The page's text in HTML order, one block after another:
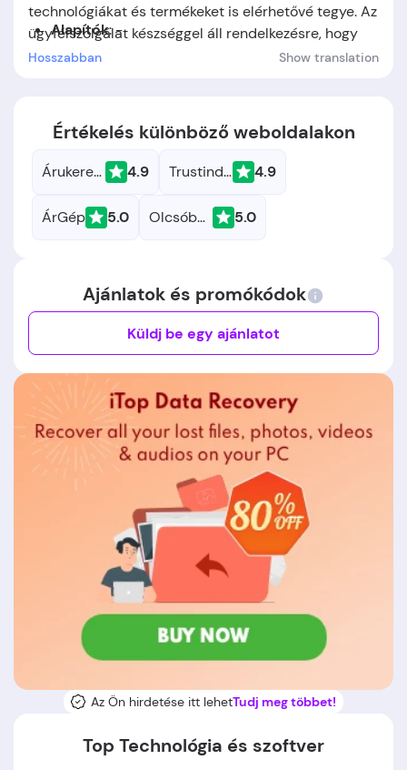
technológiákat és termékeket is elérhetővé tegye. Az
ügyfélszolgálat készséggel áll rendelkezésre, hogy
segítsen a megfelelő termék kiválasztásában és a
Alapítók: -
Hosszabban Show translation
Értékelés különböző weboldalakon
Árukereső.hu 4.9 Trustindex 4.9
ÁrGép 5.0 Olcsóbbat.hu 5.0
Ajánlatok és promókódok
Küldj be egy ajánlatot
Az Ön hirdetése itt lehetTudj meg többet!
Top Technológia és szoftver